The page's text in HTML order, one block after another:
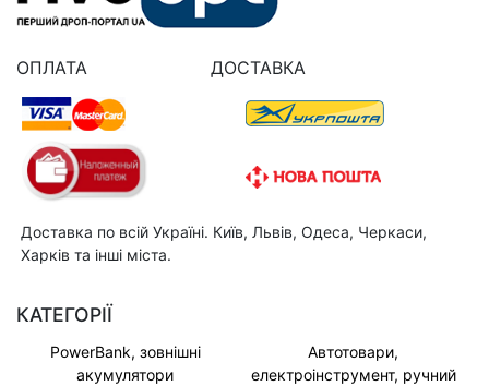
ОПЛАТА ДОСТАВКА
Доставка по всій Україні. Київ, Львів, Одеса, Черкаси,
Харків та інші міста.
КАТЕГОРІЇ
PowerBank, зовнішні
акумулятори
Автотовари,
електроінструмент, ручний